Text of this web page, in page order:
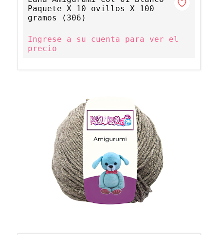
Paquete X 10 ovillos X 100
gramos (306)
Ingrese a su cuenta para ver el
precio